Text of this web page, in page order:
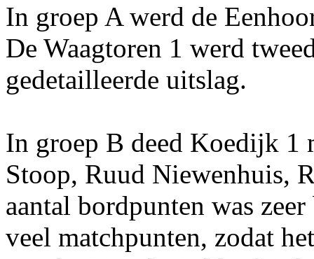
In groep A werd de
De Waagtoren 1 werd
gedetailleerde uitslag.
In groep B deed Koedijk 1
Stoop, Ruud Niewenhuis,
aantal bordpunten was
veel matchpunten, zodat